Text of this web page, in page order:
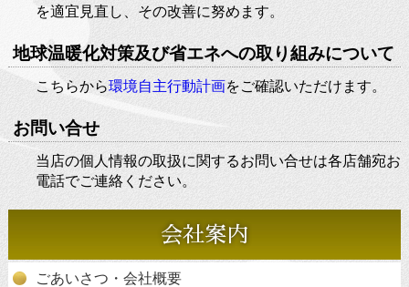
を適宜見直し、その改善に努めます。
地球温暖化対策及び省エネへの取り組みについて
こちらから環境自主行動計画をご確認いただけます。
お問い合せ
当店の個人情報の取扱に関するお問い合せは各店舗宛お
電話でご連絡ください。
会社案内
ごあいさつ・会社概要